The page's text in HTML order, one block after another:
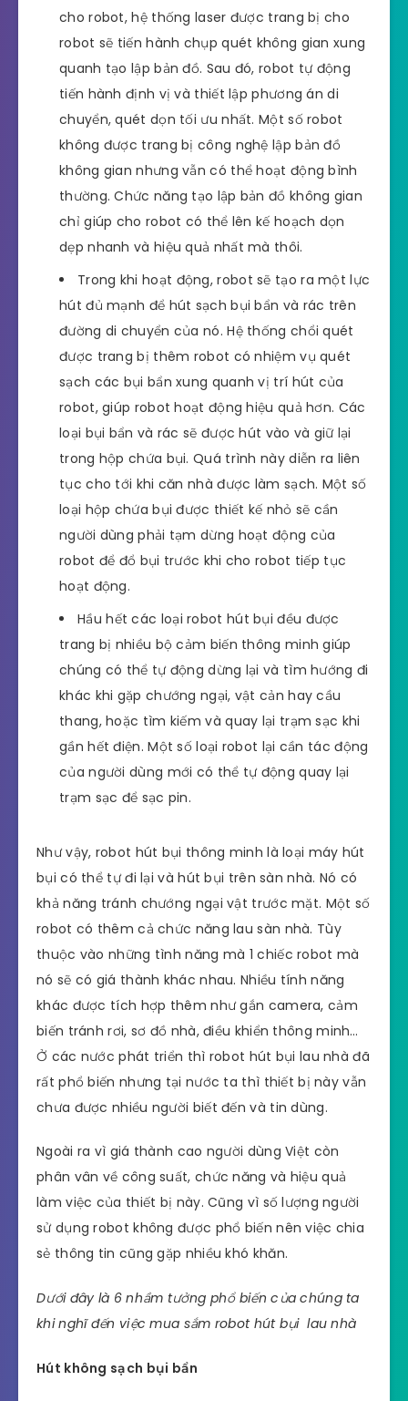
cho robot, hệ thống laser được trang bị cho
robot sẽ tiến hành chụp quét không gian xung
quanh tạo lập bản đồ. Sau đó, robot tự động
tiến hành định vị và thiết lập phương án di
chuyển, quét dọn tối ưu nhất. Một số robot
không được trang bị công nghệ lập bản đồ
không gian nhưng vẫn có thể hoạt động bình
thường. Chức năng tạo lập bản đồ không gian
chỉ giúp cho robot có thể lên kế hoạch dọn
dẹp nhanh và hiệu quả nhất mà thôi.
Trong khi hoạt động, robot sẽ tạo ra một lực
hút đủ mạnh để hút sạch bụi bẩn và rác trên
đường di chuyển của nó. Hệ thống chổi quét
được trang bị thêm robot có nhiệm vụ quét
sạch các bụi bẩn xung quanh vị trí hút của
robot, giúp robot hoạt động hiệu quả hơn. Các
loại bụi bẩn và rác sẽ được hút vào và giữ lại
trong hộp chứa bụi. Quá trình này diễn ra liên
tục cho tới khi căn nhà được làm sạch. Một số
loại hộp chứa bụi được thiết kế nhỏ sẽ cần
người dùng phải tạm dừng hoạt động của
robot để đổ bụi trước khi cho robot tiếp tục
hoạt động.
Hầu hết các loại robot hút bụi đều được
trang bị nhiều bộ cảm biến thông minh giúp
chúng có thể tự động dừng lại và tìm hướng đi
khác khi gặp chướng ngại, vật cản hay cầu
thang, hoặc tìm kiếm và quay lại trạm sạc khi
gần hết điện. Một số loại robot lại cần tác động
của người dùng mới có thể tự động quay lại
trạm sạc để sạc pin.
Như vậy, robot hút bụi thông minh là loại máy hút
bụi có thể tự đi lại và hút bụi trên sàn nhà. Nó có
khả năng tránh chướng ngại vật trước mặt. Một số
robot có thêm cả chức năng lau sàn nhà. Tùy
thuộc vào những tình năng mà 1 chiếc robot mà
nó sẽ có giá thành khác nhau. Nhiều tính năng
khác được tích hợp thêm như gắn camera, cảm
biến tránh rơi, sơ đồ nhà, điều khiển thông minh…
Ở các nước phát triển thì robot hút bụi lau nhà đã
rất phổ biến nhưng tại nước ta thì thiết bị này vẫn
chưa được nhiều người biết đến và tin dùng.
Ngoài ra vì giá thành cao người dùng Việt còn
phân vân về công suất, chức năng và hiệu quả
làm việc của thiết bị này. Cũng vì số lượng người
sử dụng robot không được phổ biến nên việc chia
sẻ thông tin cũng gặp nhiều khó khăn.
Dưới đây là 6 nhầm tưởng phổ biến của chúng ta
khi nghĩ đến việc mua sắm robot hút bụi lau nhà
Hút không sạch bụi bẩn